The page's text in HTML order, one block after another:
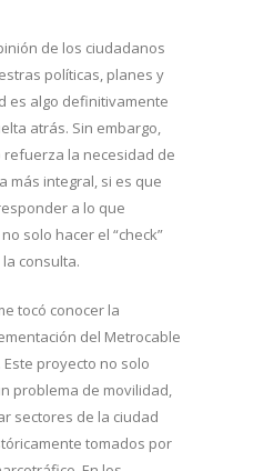
de los ciudadanos
políticas, planes y
es algo definitivamente
atrás. Sin embargo,
la necesidad de
más integral, si es que
a lo que
solo hacer el “check”
consulta.
tocó conocer la
del Metrocable
proyecto no solo
problema de movilidad,
sectores de la ciudad
tomados por